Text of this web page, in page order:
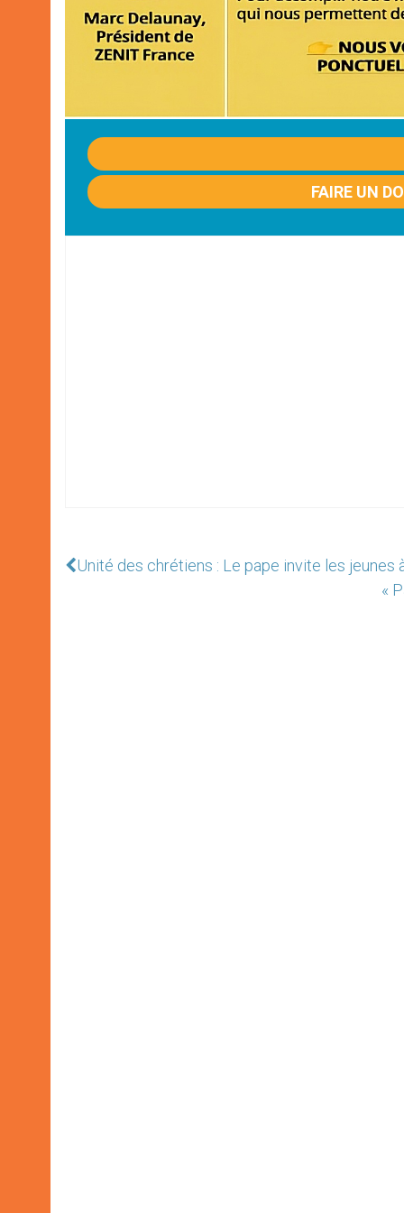
FAIRE UN
Unité des chrétiens : Le pape invite les jeunes
«